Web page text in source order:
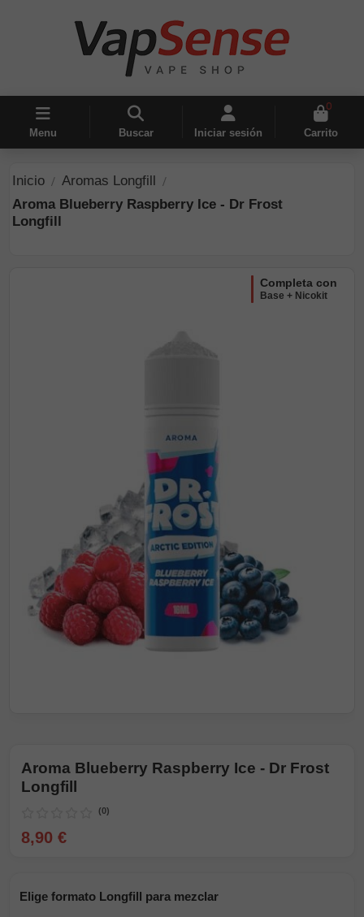
Menu Buscar Iniciar sesión
0
Carrito
Inicio
Aromas Longfill
Aroma Blueberry Raspberry Ice - Dr Frost
Longfill
completa con
Base + Nicokit
Aroma Blueberry Raspberry Ice - Dr Frost
Longfill
(0)
8,90 €
Elige formato Longfill para mezclar